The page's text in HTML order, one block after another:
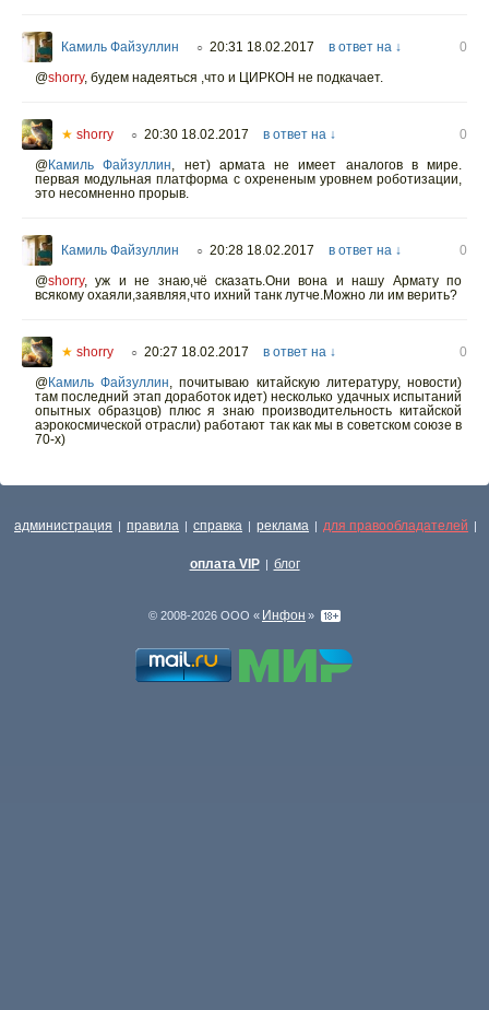
Камиль Файзуллин ○ 20:31 18.02.2017 в ответ на ↓
0
@shorry, будем надеяться ,что и ЦИРКОН не подкачает.
★ shorry ○ 20:30 18.02.2017 в ответ на ↓
0
@Камиль Файзуллин, нет) армата не имеет аналогов в мире.
первая модульная платформа с охрененым уровнем роботизации,
это несомненно прорыв.
Камиль Файзуллин ○ 20:28 18.02.2017 в ответ на ↓
0
@shorry,уж и не знаю,чё сказать.Они вона и нашу Армату по
всякому охаяли,заявляя,что ихний танк лутче.Можно ли им верить?
★ shorry ○ 20:27 18.02.2017 в ответ на ↓
0
@Камиль Файзуллин,почитываю китайскую литературу, новости)
там последний этап доработок идет) несколько удачных испытаний
опытных образцов) плюс я знаю производительность китайской
аэрокосмической отрасли) работают так как мы в советском союзе в
70-х)
администрация | правила | справка | реклама | для правообладателей |
оплата VIP | блог
© 2008-2026 ООО « Инфон »